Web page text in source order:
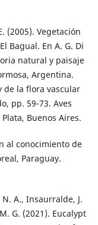
(2005). Vegetación
Bagual. En A. G. Di
natural y paisaje
Argentina.
de la flora vascular
pp. 59-73. Aves
Buenos Aires.
al conocimiento de
Paraguay.
A., Insaurralde, J.
G. (2021). Eucalypt